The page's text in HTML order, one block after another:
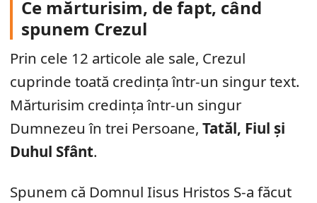
Ce mărturisim, de fapt, când
spunem Crezul
Prin cele 12 articole ale sale, Crezul
cuprinde toată credința într-un singur text.
Mărturisim credința într-un singur
Dumnezeu în trei Persoane, Tatăl, Fiul și
Duhul Sfânt.
Spunem că Domnul Iisus Hristos S-a făcut